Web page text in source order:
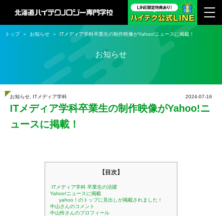
お知らせ
トップ お知らせ ITメディア学科卒業生の制作映像がYahoo!ニュースに掲載！
2024-07-16
お知らせ ITメディア学科
ITメディア学科卒業生の制作映像がYahoo!ニ
ュースに掲載！
【目次】
ITメディア学科 卒業生の活躍
Yahoo!ニュースに掲載
yahoo！のトップに見出しが掲載されました！
中山さんのコメント
中山怜さんのプロフィール